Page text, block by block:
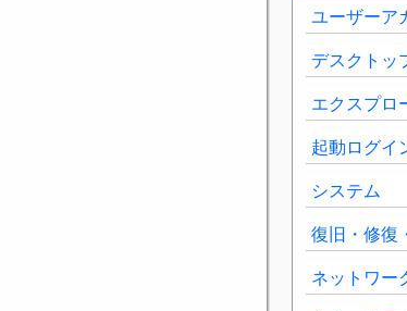
ユーザーア
デスクトッ
エクスプロ
起動ログイ
システム
復旧・修復
ネットワー